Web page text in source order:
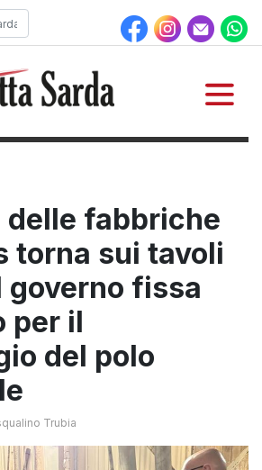
delle fabbriche
torna sui tavoli
governo fissa
per il
del polo
Trubia